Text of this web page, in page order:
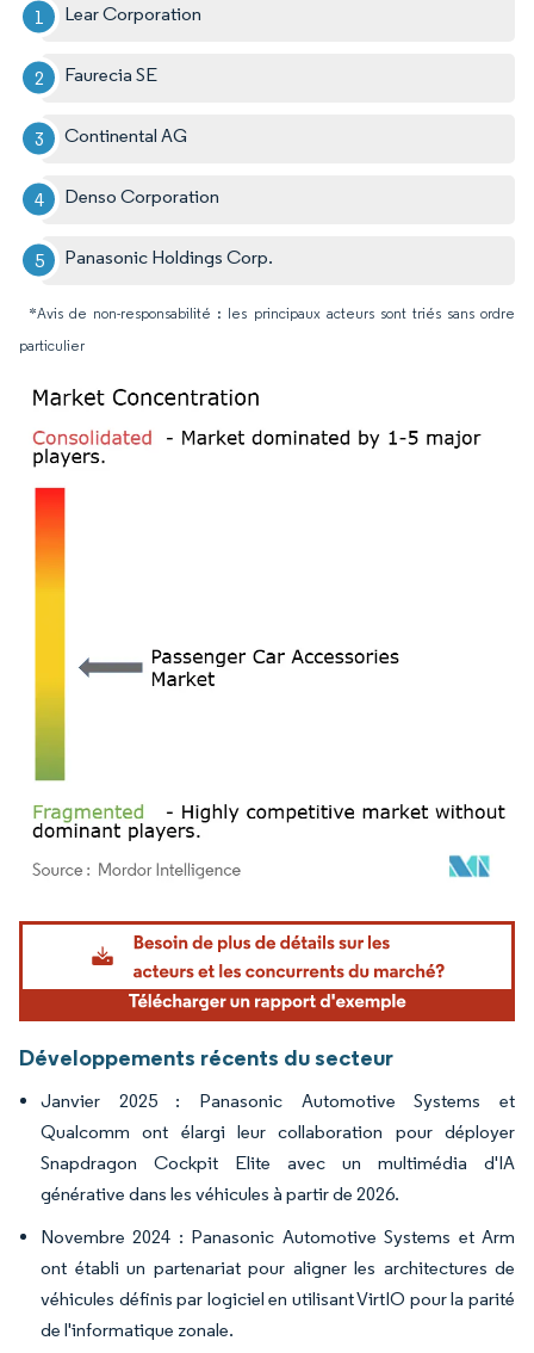
Lear Corporation
Faurecia SE
Continental AG
Denso Corporation
Panasonic Holdings Corp.
*Avis de non-responsabilité : les principaux acteurs sont triés sans ordre
particulier
Image © Mordor Intelligence. La réutilisation nécessite une attribution sous CC BY
Développements récents du secteur
Janvier 2025 : Panasonic Automotive Systems et
Qualcomm ont élargi leur collaboration pour déployer
Snapdragon Cockpit Elite avec un multimédia d'IA
générative dans les véhicules à partir de 2026.
Novembre 2024 : Panasonic Automotive Systems et Arm
ont établi un partenariat pour aligner les architectures de
véhicules définis par logiciel en utilisant VirtIO pour la parité
de l'informatique zonale.